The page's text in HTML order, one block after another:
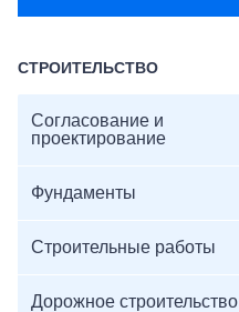
СТРОИТЕЛЬСТВО
Согласование и
проектирование
Фундаменты
Строительные работы
Дорожное строительство